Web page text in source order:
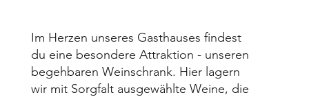
Im Herzen unseres Gasthauses findest
du eine besondere Attraktion - unseren
begehbaren Weinschrank. Hier lagern
wir mit Sorgfalt ausgewählte Weine, die